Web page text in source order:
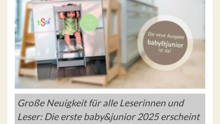
Große Neuigkeit für alle Leserinnen und
Leser: Die erste baby&junior 2025 erscheint